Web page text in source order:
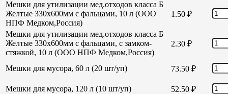
Мешки для утилизации мед.отходов класса Б
Желтые 330х600мм с фальцами, 10 л (ООО
НПФ Медком,Россия)
1.50 ₽
Мешки для утилизации мед.отходов класса Б
Желтые 330х600мм с фальцами, с замком-
стяжкой, 10 л (ООО НПФ Медком,Россия)
2.30 ₽
Мешки для мусора, 60 л (20 шт/уп) 73.50 ₽
Мешки для мусора, 120 л (10 шт/уп) 52.50 ₽